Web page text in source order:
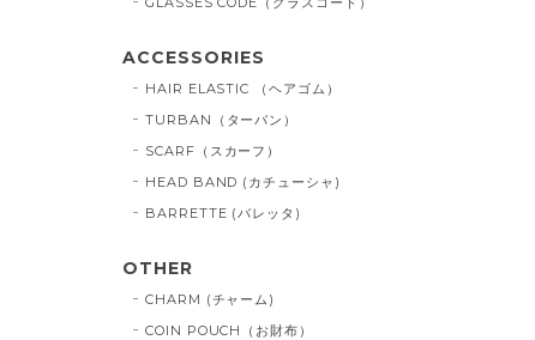
ACCESSORIES
HAIR ELASTIC （ヘアゴム）
TURBAN（ターバン）
SCARF（スカーフ）
HEAD BAND (カチューシャ)
BARRETTE (バレッタ)
OTHER
CHARM (チャーム)
COIN POUCH（お財布）